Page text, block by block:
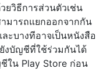
วิธีการส่วนตัวเช่น
มารถแยกออกจากกัน
ะบางทีอาจเป็นหนังสือ
งบัญชีที่ใช้ร่วมกันได้
ใน Play Store ก่อน